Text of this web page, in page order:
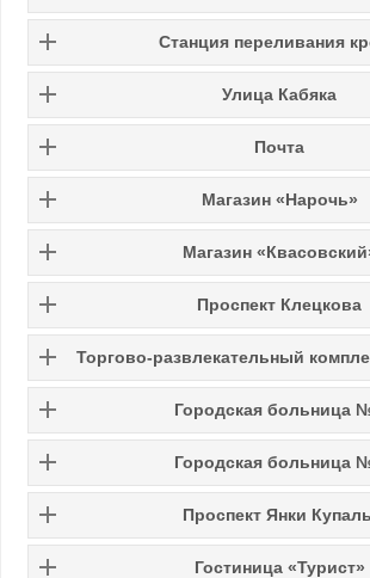
Станция переливания
Улица Кабяка
Почта
Магазин «Нарочь»
Магазин
Проспект Клецкова
Торгово-развлекательный
Городская больница
Городская больница
Проспект Янки
Гостиница «Турист»